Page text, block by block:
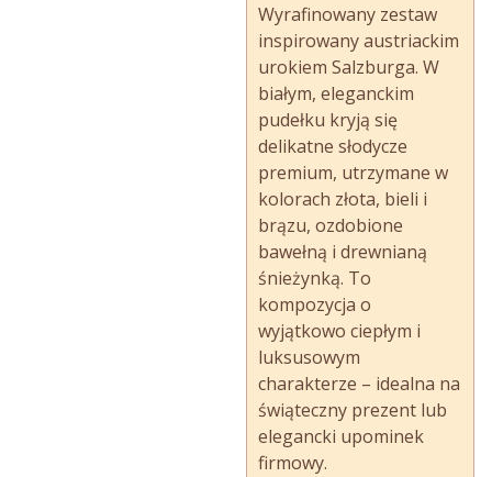
Wyrafinowany zestaw
inspirowany austriackim
urokiem Salzburga. W
białym, eleganckim
pudełku kryją się
delikatne słodycze
premium, utrzymane w
kolorach złota, bieli i
brązu, ozdobione
bawełną i drewnianą
śnieżynką. To
kompozycja o
wyjątkowo ciepłym i
luksusowym
charakterze – idealna na
świąteczny prezent lub
elegancki upominek
firmowy.